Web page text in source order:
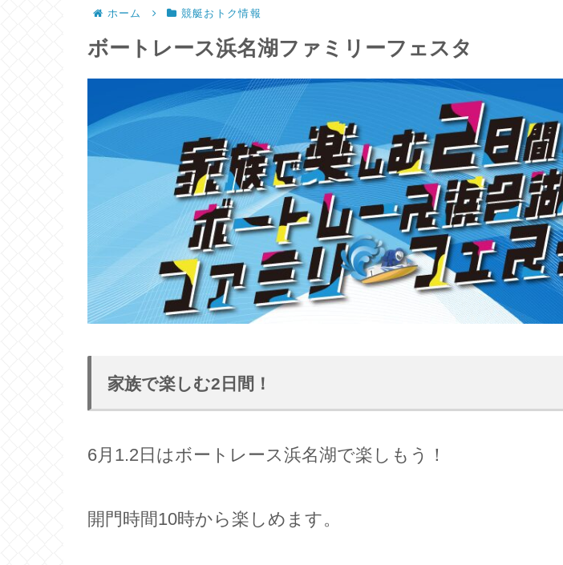
ホーム 競艇おトク情報
ボートレース浜名湖ファミリーフェスタ
家族で楽しむ2日間！
6月1.2日はボートレース浜名湖で楽しもう！
開門時間10時から楽しめます。